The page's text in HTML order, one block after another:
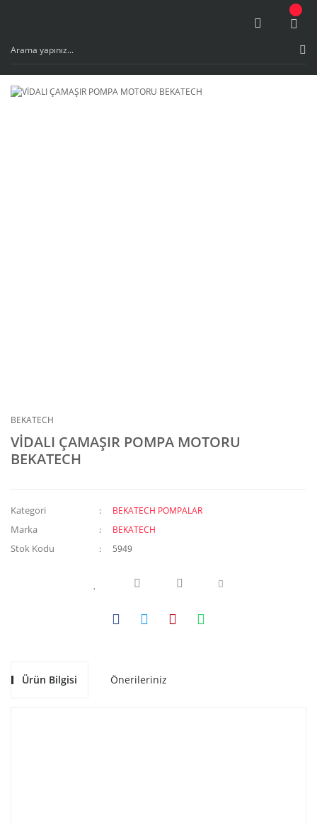
BEKATECH
VİDALI ÇAMAŞIR POMPA MOTORU
BEKATECH
Kategori BEKATECH POMPALAR
Marka BEKATECH
Stok Kodu 5949
Ürün Bilgisi Önerileriniz